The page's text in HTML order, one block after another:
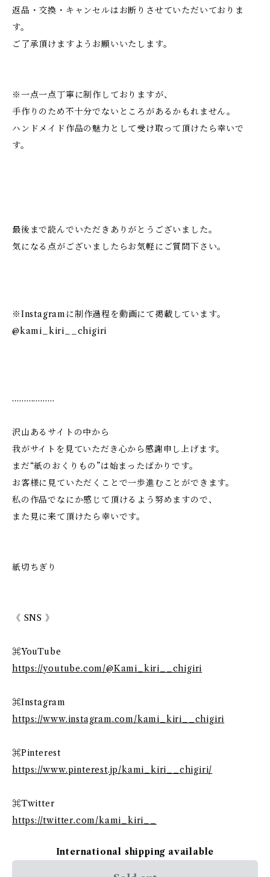
返品・交換・キャンセルはお断りさせていただいておりま
す。
ご了承頂けますようお願いいたします。
※一点一点丁寧に制作しておりますが、
手作りのため不十分でないところがあるかもれません。
ハンドメイド作品の魅力として受け取って頂けたら幸いで
す。
最後まで読んでいただきありがとうございました。
気になる点がございましたらお気軽にご質問下さい。
※Instagramに制作過程を動画にて掲載しています。
@kami_kiri__chigiri
………………
沢山あるサイトの中から
我がサイトを見ていただき心から感謝申し上げます。
まだ“紙のおくりもの”は始まったばかりです。
お客様に見ていただくことで一歩進むことができます。
私の作品でなにか感じて頂けるよう努めますので、
また見に来て頂けたら幸いです。
紙切ちぎり
《 SNS 》
⌘YouTube
https://youtube.com/@Kami_kiri__chigiri
⌘Instagram
https://www.instagram.com/kami_kiri__chigiri
⌘Pinterest
https://www.pinterest.jp/kami_kiri__chigiri/
⌘Twitter
https://twitter.com/kami_kiri__
International shipping available